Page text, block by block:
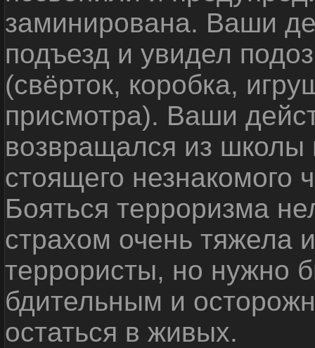
заминирована. Ваши
подъезд и увидел
(свёрток, коробка,
присмотра). Ваши
возвращался из школы
стоящего незнакомого
Бояться терроризма
страхом очень тяжела
террористы, но нужно
бдительным и
остаться в живых.